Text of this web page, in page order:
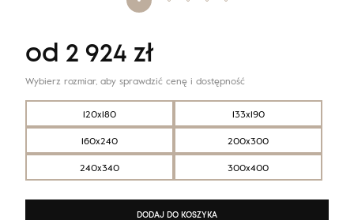
120x180
133x190
160x240
200x300
240x340
300x400
od 2 924 zł
Wybierz rozmiar, aby sprawdzić cenę i dostępność
DODAJ DO KOSZYKA